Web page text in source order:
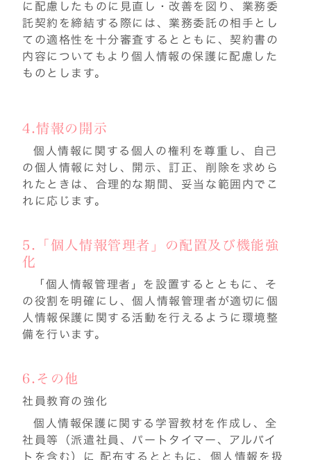
に配慮したものに見直し・改善を図り、業務委
託契約を締結する際には、業務委託の相手とし
ての適格性を十分審査するとともに、契約書の
内容についてもより個人情報の保護に配慮した
ものとします。
4.情報の開示
個人情報に関する個人の権利を尊重し、自己
の個人情報に対し、開示、訂正、削除を求めら
れたときは、合理的な期間、妥当な範囲内でこ
れに応じます。
5.「個人情報管理者」の配置及び機能強
化
「個人情報管理者」を設置するとともに、そ
の役割を明確にし、個人情報管理者が適切に個
人情報保護に関する活動を行えるように環境整
備を行います。
6.その他
社員教育の強化
個人情報保護に関する学習教材を作成し、全
社員等（派遣社員、パートタイマー、アルバイ
トを含む）に 配布するとともに、個人情報を扱